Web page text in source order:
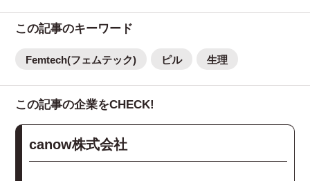
この記事のキーワード
Femtech(フェムテック) ピル 生理
この記事の企業をCHECK!
canow株式会社